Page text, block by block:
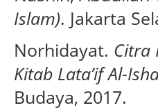
Islam). Jakarta
Norhidayat. Citra
Kitab Lata’if Al-
Budaya, 2017.